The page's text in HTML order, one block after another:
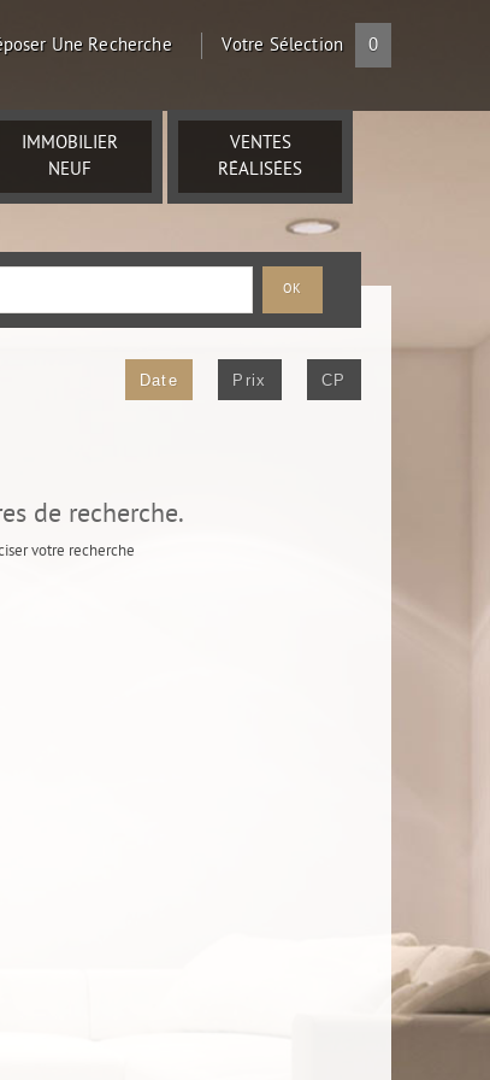
Une Recherche Votre Sélection 0
IMMOBILIER
NEUF
VENTES
RÉALISÉES
Date Prix CP
de recherche.
votre recherche